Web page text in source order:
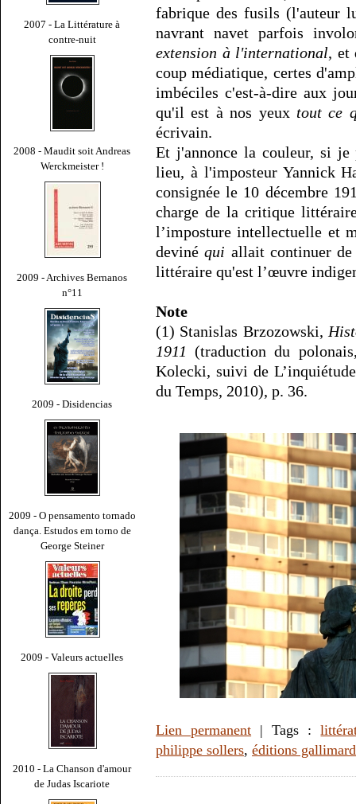
2007 - La Littérature à
contre-nuit
2008 - Maudit soit Andreas
Werckmeister !
2009 - Archives Bernanos
n°11
2009 - Disidencias
2009 - O pensamento tornado
dança. Estudos em torno de
George Steiner
2009 - Valeurs actuelles
2010 - La Chanson d'amour
de Judas Iscariote
fabrique des fusils (l'auteur
navrant navet parfois
extension à l'international, et
coup médiatique, certes
imbéciles c'est-à-dire aux
qu'il est à nos yeux tout ce
écrivain.
Et j'annonce la couleur, si
lieu, à l'imposteur Yannick
consignée le 10 décembre
charge de la critique
l’imposture intellectuelle et
devinéqui allait continuer
littéraire qu'est l’œuvre
Note
(1) Stanislas Brzozowski,
1911 (traduction du
Kolecki, suivi de
du Temps, 2010), p. 36.
Lien permanent | Tags :
philippe sollers, éditions gallimard